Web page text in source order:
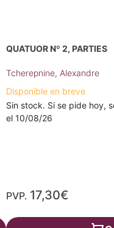
QUATUOR Nº 2, PARTIES
Tcherepnine, Alexandre
Disponible en breve
Sin stock. Si se pide hoy,
el 10/08/26
PVP. 17,30€